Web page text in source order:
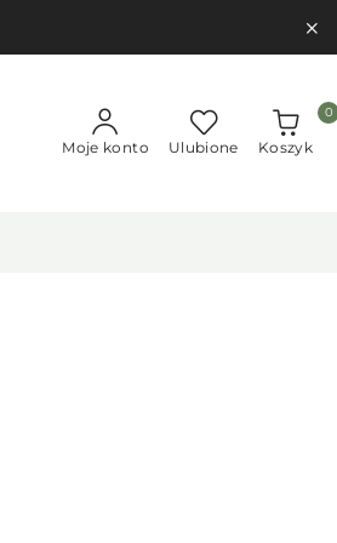
Moje konto Ulubione Koszyk
0